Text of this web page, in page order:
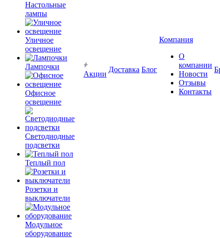
Настольные
лампы
Уличное
освещение
Лампочки
Офисное
освещение
Светодиодные
подсветки
Теплый пол
Розетки и
выключатели
Модульное
оборудование
Акции
Доставка Блог
Компания
О
компании
Новости
Отзывы
Контакты